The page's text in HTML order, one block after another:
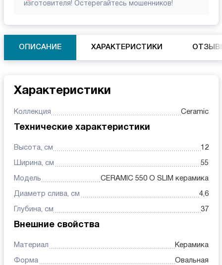
изготовителя! Остерегайтесь мошенников!
ОПИСАНИЕ ХАРАКТЕРИСТИКИ
Характеристики
Коллекция Ceramic
Технические характеристики
Высота, см 12
Ширина, см 55
Модель CERAMIC 550 O SLIM керамика
Диаметр слива, см 4,6
Глубина, см 37
Внешние свойства
Материал Керамика
Форма Овальная